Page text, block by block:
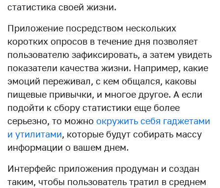
статистика своей жизни.
Приложение посредством нескольких
коротких опросов в течение дня позволяет
пользователю зафиксировать, а затем увидеть
показатели качества жизни. Например, какие
эмоций переживал, с кем общался, каковы
пищевые привычки, и многое другое. А если
подойти к сбору статистики еще более
серьезно, то можно окружить себя гаджетами
и утилитами, которые будут собирать массу
информации о вашем днем.
Интерфейс приложения продуман и создан
таким, чтобы пользователь тратил в среднем